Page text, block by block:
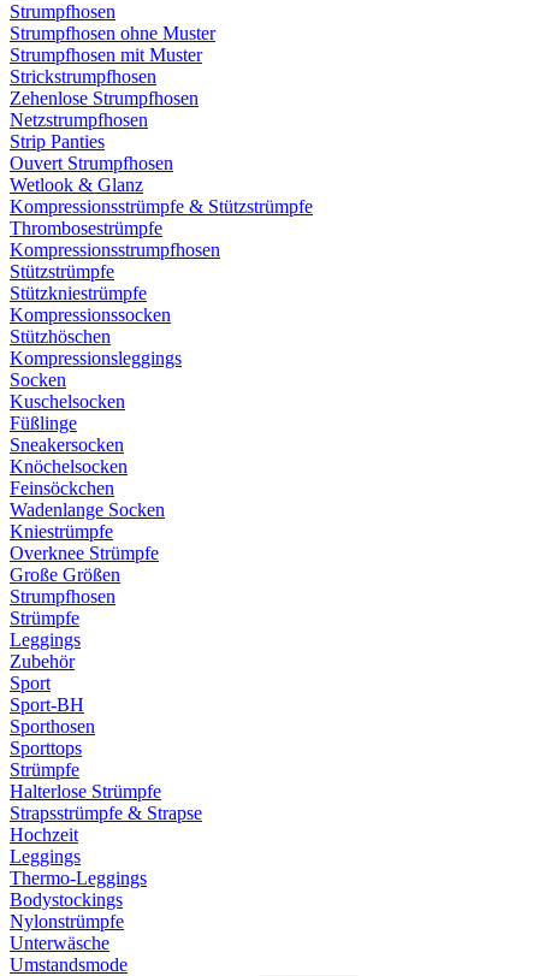
Strumpfhosen
Strumpfhosen ohne Muster
Strumpfhosen mit Muster
Strickstrumpfhosen
Zehenlose Strumpfhosen
Netzstrumpfhosen
Strip Panties
Ouvert Strumpfhosen
Wetlook & Glanz
Kompressionsstrümpfe & Stützstrümpfe
Thrombosestrümpfe
Kompressionsstrumpfhosen
Stützstrümpfe
Stützkniestrümpfe
Kompressionssocken
Stützhöschen
Kompressionsleggings
Socken
Kuschelsocken
Füßlinge
Sneakersocken
Knöchelsocken
Feinsöckchen
Wadenlange Socken
Kniestrümpfe
Overknee Strümpfe
Große Größen
Strumpfhosen
Strümpfe
Leggings
Zubehör
Sport
Sport-BH
Sporthosen
Sporttops
Strümpfe
Halterlose Strümpfe
Strapsstrümpfe & Strapse
Hochzeit
Leggings
Thermo-Leggings
Bodystockings
Nylonstrümpfe
Unterwäsche
Umstandsmode